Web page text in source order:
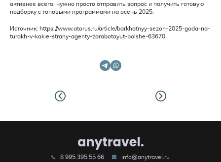
активнее всего, нужно просто отправить запрос и получить готовую
подборку с топовыми программами на осень 2025.
Источник: https://www.atorus.ru/article/barkhatnyy-sezon-2025-goda-na-
turakh-v-kakie-strany-agenty-zarabotayut-bolshe-63670
8 995 395 55 66 info@anytravel.ru